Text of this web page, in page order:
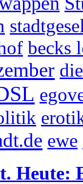
becks
ewe
Heute: